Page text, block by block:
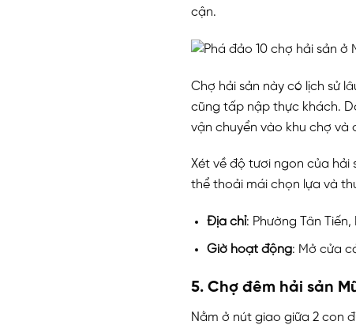
cận.
Chợ hải sản này có lịch sử
cũng tấp nập thực khách.
vận chuyển vào khu chợ và
Xét về độ tươi ngon của hải
thể thoải mái chọn lựa và
Địa chỉ: Phường Tân
Giờ hoạt động: Mở cửa
5. Chợ đêm hải sản
Nằm ở nút giao giữa 2 con